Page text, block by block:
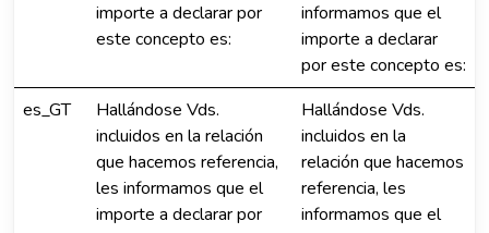
importe a declarar por
este concepto es:
informamos que el
importe a declarar
por este concepto es:
es_GT
Hallándose Vds.
incluidos en la relación
que hacemos referencia,
les informamos que el
importe a declarar por
Hallándose Vds.
incluidos en la
relación que hacemos
referencia, les
informamos que el